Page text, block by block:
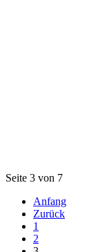
Seite 3 von 7
Anfang
Zurück
1
2